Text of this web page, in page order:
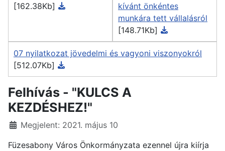
[162.38Kb]
kívánt önkéntes
munkára tett vállalásról
[148.71Kb]
07 nyilatkozat jövedelmi és vagyoni viszonyokról
[512.07Kb]
Felhívás - "KULCS A
KEZDÉSHEZ!"
Részletek
Megjelent: 2021. május 10
Füzesabony Város Önkormányzata ezennel újra kiírja